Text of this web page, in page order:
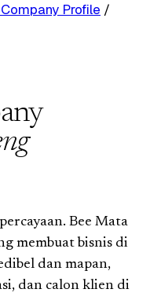
Profile /
Bee Mata
membuat bisnis di
dan mapan,
dan calon klien di